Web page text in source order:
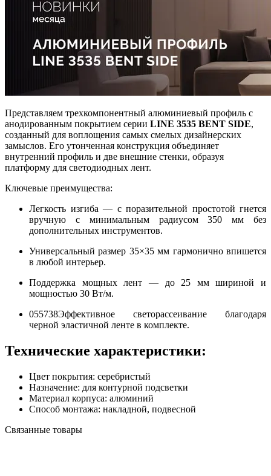
Представляем трехкомпонентный алюминиевый профиль с
анодированным покрытием серии LINE 3535 BENT SIDE,
созданный для воплощения самых смелых дизайнерских
замыслов. Его утонченная конструкция объединяет
внутренний профиль и две внешние стенки, образуя
платформу для светодиодных лент.
Ключевые преимущества:
Легкость изгиба — с поразительной простотой гнется
вручную с минимальным радиусом 350 мм без
дополнительных инструментов.
Универсальный размер 35×35 мм гармонично впишется
в любой интерьер.
Поддержка мощных лент — до 25 мм шириной и
мощностью 30 Вт/м.
055738Эффективное светорассеивание благодаря
черной эластичной ленте в комплекте.
Технические характеристики:
Цвет покрытия: серебристый
Назначение: для контурной подсветки
Материал корпуса: алюминий
Способ монтажа: накладной, подвесной
Связанные товары